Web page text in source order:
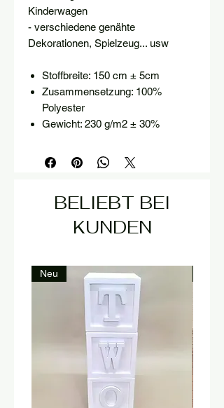
Kinderwagen
- verschiedene genähte
Dekorationen, Spielzeug... usw
Stoffbreite: 150 cm ± 5cm
Zusammensetzung: 100%
Polyester
Gewicht: 230 g/m2 ± 30%
BELIEBT BEI
KUNDEN
Neu